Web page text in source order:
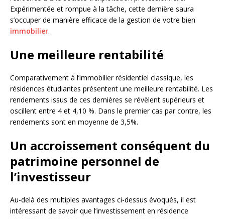
Expérimentée et rompue à la tâche, cette dernière saura
s’occuper de manière efficace de la gestion de votre bien
immobilier.
Une meilleure rentabilité
Comparativement à l’immobilier résidentiel classique, les
résidences étudiantes présentent une meilleure rentabilité. Les
rendements issus de ces dernières se révèlent supérieurs et
oscillent entre 4 et 4,10 %. Dans le premier cas par contre, les
rendements sont en moyenne de 3,5%.
Un accroissement conséquent du
patrimoine personnel de
l’investisseur
Au-delà des multiples avantages ci-dessus évoqués, il est
intéressant de savoir que l’investissement en résidence